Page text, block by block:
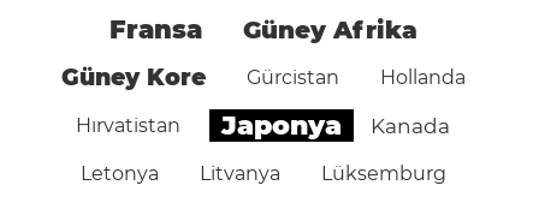
Fransa Güney Afrika
Güney Kore Gürcistan Hollanda
Hırvatistan Japonya Kanada
Letonya Litvanya Lüksemburg